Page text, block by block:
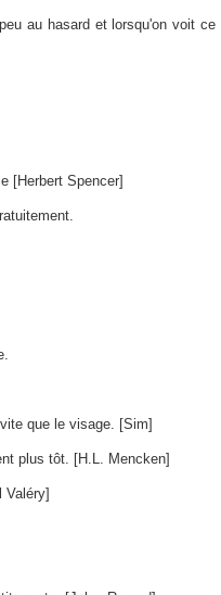
au hasard et lorsqu'on voit
[Herbert Spencer]
que le visage. [Sim]
plus tôt. [H.L. Mencken]